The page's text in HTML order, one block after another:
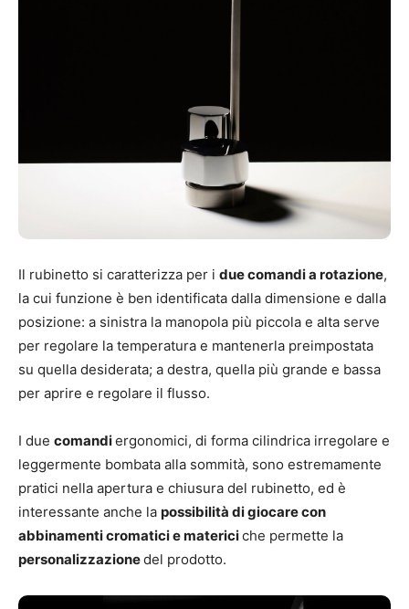
Il rubinetto si caratterizza per i due comandi a rotazione,
la cui funzione è ben identificata dalla dimensione e dalla
posizione: a sinistra la manopola più piccola e alta serve
per regolare la temperatura e mantenerla preimpostata
su quella desiderata; a destra, quella più grande e bassa
per aprire e regolare il flusso.
I due comandiergonomici, di forma cilindrica irregolare e
leggermente bombata alla sommità, sono estremamente
pratici nella apertura e chiusura del rubinetto, ed è
interessante anche la possibilità di giocare con
abbinamenti cromatici e matericiche permette la
personalizzazionedel prodotto.